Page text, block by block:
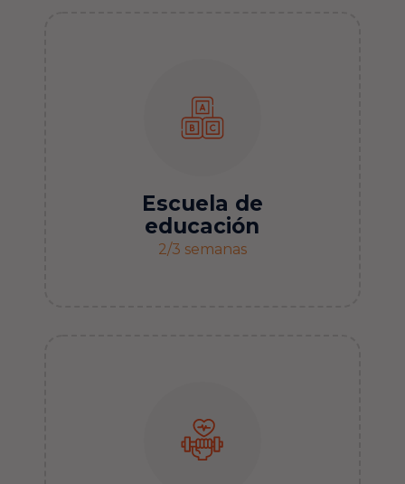
Escuela de
educación
2/3 semanas